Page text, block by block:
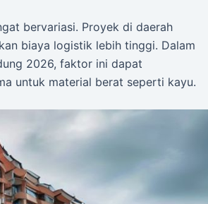
bervariasi. Proyek di daerah
biaya logistik lebih tinggi. Dalam
2026, faktor ini dapat
untuk material berat seperti kayu.